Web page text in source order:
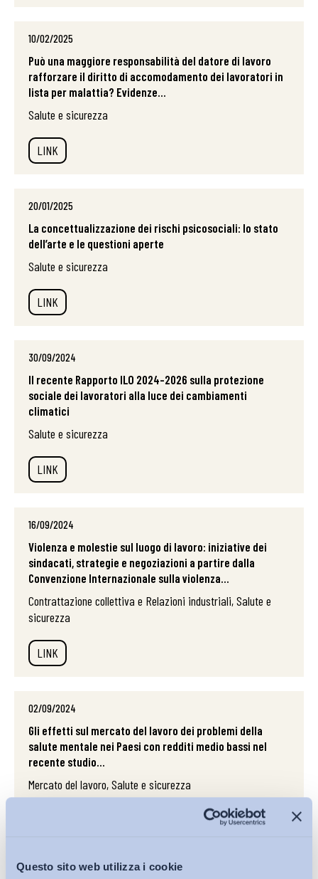
Questo sito web utilizza i cookie
10/02/2025
Può una maggiore responsabilità del datore di lavoro
rafforzare il diritto di accomodamento dei lavoratori in
lista per malattia? Evidenze...
Salute e sicurezza
LINK
20/01/2025
La concettualizzazione dei rischi psicosociali: lo stato
dell’arte e le questioni aperte
Salute e sicurezza
LINK
30/09/2024
Il recente Rapporto ILO 2024-2026 sulla protezione
sociale dei lavoratori alla luce dei cambiamenti
climatici
Salute e sicurezza
LINK
16/09/2024
Violenza e molestie sul luogo di lavoro: iniziative dei
sindacati, strategie e negoziazioni a partire dalla
Convenzione Internazionale sulla violenza...
Contrattazione collettiva e Relazioni industriali, Salute e
sicurezza
LINK
02/09/2024
Gli effetti sul mercato del lavoro dei problemi della
salute mentale nei Paesi con redditi medio bassi nel
recente studio...
Mercato del lavoro, Salute e sicurezza